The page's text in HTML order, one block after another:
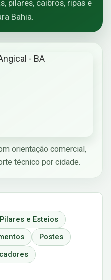
pilares, caibros, ripas e
Bahia.
orientação comercial,
técnico por cidade.
Pilares e Esteios
Postes